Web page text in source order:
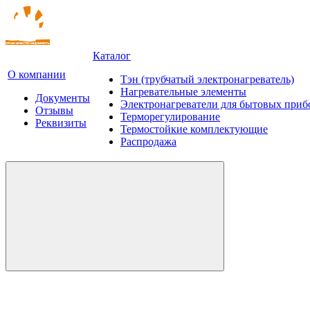
О компании
Документы
Отзывы
Реквизиты
Каталог
Тэн (трубчатый электронагреватель)
Нагревательные элементы
Электронагреватели для бытовых
Терморегулирование
Термостойкие комплектующие
Распродажа